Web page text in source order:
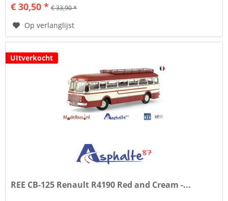
€ 30,50 * € 33,90 *
Op verlanglijst
UItverkocht
REE CB-125 Renault R4190 Red and Cream -...